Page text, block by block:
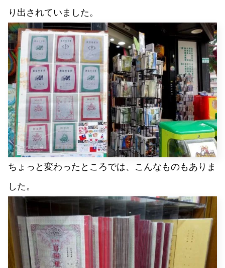
り出されていました。
ちょっと変わったところでは、こんなものもありま
した。